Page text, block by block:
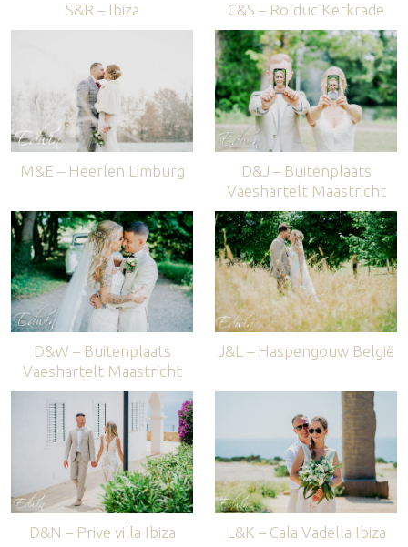
S&R – Ibiza C&S – Rolduc Kerkrade
M&E – Heerlen Limburg
D&J – Buitenplaats
Vaeshartelt Maastricht
D&W – Buitenplaats
Vaeshartelt Maastricht
J&L – Haspengouw België
D&N – Prive villa Ibiza L&K – Cala Vadella Ibiza